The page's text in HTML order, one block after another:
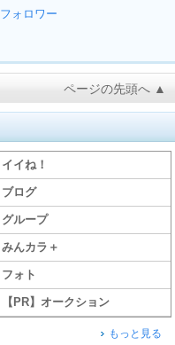
フォロワー
ページの先頭へ ▲
イイね！
ブログ
グループ
みんカラ＋
フォト
【PR】オークション
もっと見る